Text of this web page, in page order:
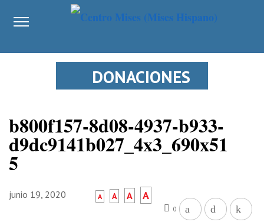
DONACIONES
b800f157-8d08-4937-b933-
d9dc9141b027_4x3_690x51
5
junio 19, 2020 A A A A
0